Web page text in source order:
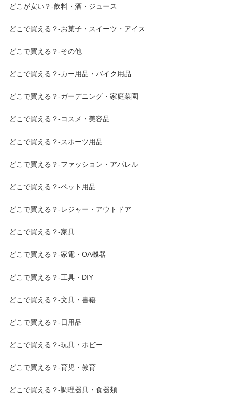
どこが安い？-飲料・酒・ジュース
どこで買える？-お菓子・スイーツ・アイス
どこで買える？-その他
どこで買える？-カー用品・バイク用品
どこで買える？-ガーデニング・家庭菜園
どこで買える？-コスメ・美容品
どこで買える？-スポーツ用品
どこで買える？-ファッション・アパレル
どこで買える？-ペット用品
どこで買える？-レジャー・アウトドア
どこで買える？-家具
どこで買える？-家電・OA機器
どこで買える？-工具・DIY
どこで買える？-文具・書籍
どこで買える？-日用品
どこで買える？-玩具・ホビー
どこで買える？-育児・教育
どこで買える？-調理器具・食器類